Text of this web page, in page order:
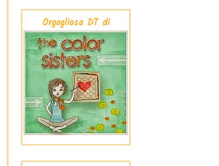
Orgogliosa DT di